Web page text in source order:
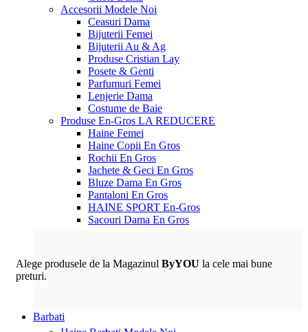
Accesorii Modele Noi
Ceasuri Dama
Bijuterii Femei
Bijuterii Au & Ag
Produse Cristian Lay
Posete & Genti
Parfumuri Femei
Lenjerie Dama
Costume de Baie
Produse En-Gros LA REDUCERE
Haine Femei
Haine Copii En Gros
Rochii En Gros
Jachete & Geci En Gros
Bluze Dama En Gros
Pantaloni En Gros
HAINE SPORT En-Gros
Sacouri Dama En Gros
Alege produsele de la Magazinul ByYOU la cele mai bune
preturi.
Barbati